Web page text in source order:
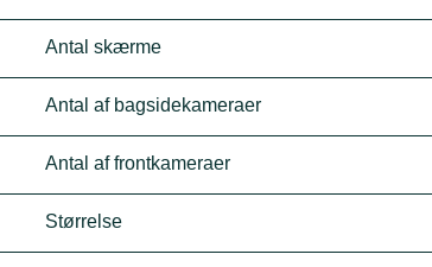
Antal skærme
Antal af bagsidekameraer
Antal af frontkameraer
Størrelse